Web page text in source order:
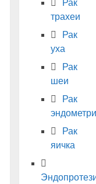
Рак
трахеи
Рак
уха
Рак
шеи
Рак
Рак
яичка